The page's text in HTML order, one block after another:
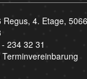
4. Etage,
234 32 31